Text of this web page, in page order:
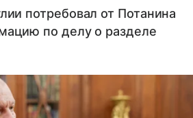
потребовал от Потанина
по делу о разделе